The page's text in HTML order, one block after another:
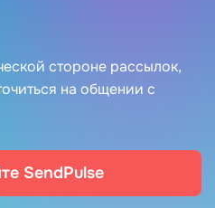
стороне рассылок,
на общении с
SendPulse